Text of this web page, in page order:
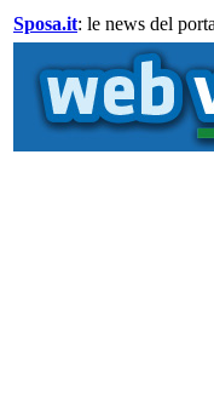
Sposa.it: le news del